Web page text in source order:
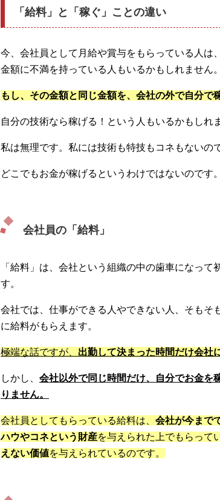
「給料」と「稼ぐ」ことの違い
今、会社員として月給や賞与をもらっている人は
金額に不満を持っている人もいるかもしれません。
もし、その金額と同じ金額を、会社の外で自分で
自分の技術なら稼げる！という人もいるかもしれ
私は無理です。私には技術も特技もコネもないの
どこでもお金が稼げるというわけではないのです。
会社員の「給料」
「給料」は、会社という組織の中の歯車になっ
す。
会社では、仕事ができる人やできない人、そもそ
に給料がもらえます。
極端な話ですが、 出勤して決まった時間だけ会社
しかし、 会社以外で同じ時間だけ、自分でお金を
りません。
会社員としてもらっている給料は、 会社が今まで
ハウやコネという財産を与えられた上でもらって
えない価値を与えられているのです。